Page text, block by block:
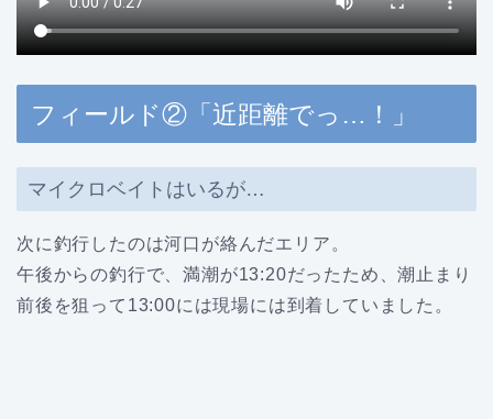
フィールド②「近距離でっ…！」
マイクロベイトはいるが…
次に釣行したのは河口が絡んだエリア。
午後からの釣行で、満潮が13:20だったため、潮止まり
前後を狙って13:00には現場には到着していました。